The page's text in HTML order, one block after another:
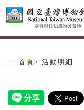
跳到主要內容
網站導覽
::: 首頁 > 活動明細